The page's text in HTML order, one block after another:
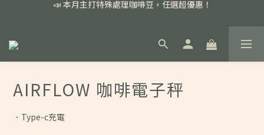
📣 📣 新加入會員即享百元購物金，消費滿額再享免運費！
📣 本月主打特殊處理咖啡豆，任選超優惠！
AIRFLOW 咖啡電子秤
．Type-c充電